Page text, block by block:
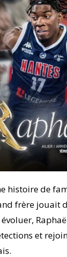
histoire de
frère jouait
et